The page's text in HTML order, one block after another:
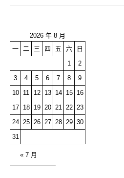
2026 年 8 月
一
二 三 四 五 六
日
1
2
3
4 5 6 7 8
9
10
11 12 13 14 15
16
17
18 19 20 21 22
23
24
25 26 27 28 29 30
31
« 7 月